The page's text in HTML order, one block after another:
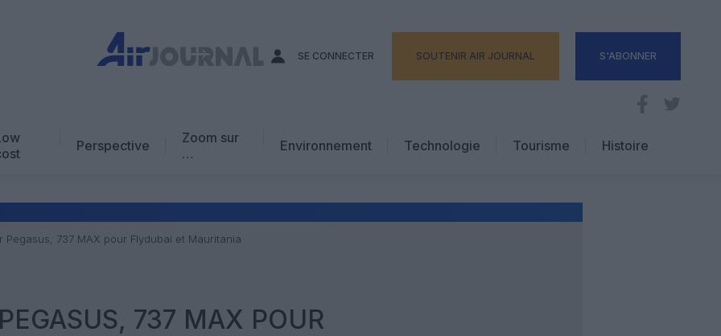
SE CONNECTER SOUTENIR AIR JOURNAL S'ABONNER
Perspective
Zoom sur
…
Avis d’expert
Environnement Technologie
Tourisme
Hôtellerie
Histoire
Pegasus, 737 MAX pour Flydubai et Mauritania
737 MAX POUR